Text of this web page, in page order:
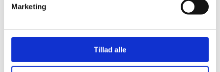
Marketing
Tillad alle